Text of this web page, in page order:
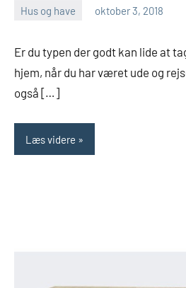
Hus og have oktober 3, 2018
Er du typen der godt kan lide at
hjem, når du har været ude og
også […]
Læs videre